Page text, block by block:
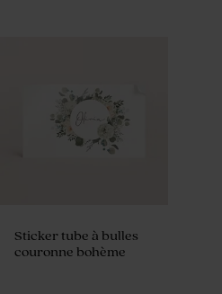
Sticker tube à bulles
couronne bohème